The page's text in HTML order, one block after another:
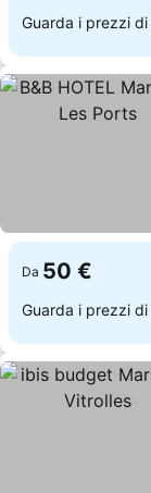
Guarda i prezzi di
Da 50 €
Guarda i prezzi di